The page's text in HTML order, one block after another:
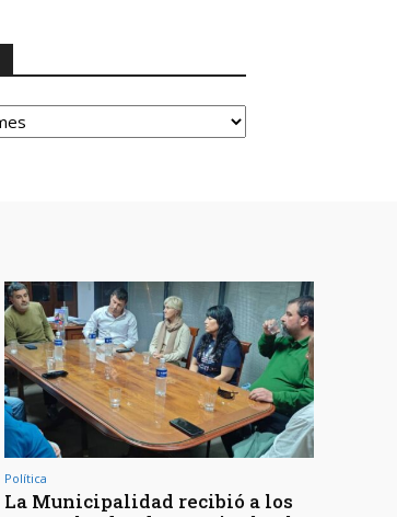
Política
La Municipalidad recibió a los